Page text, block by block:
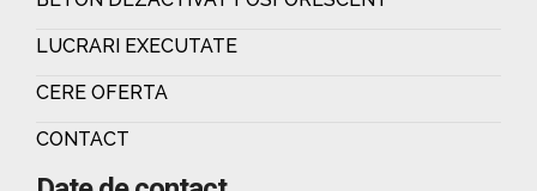
LUCRARI EXECUTATE
CERE OFERTA
CONTACT